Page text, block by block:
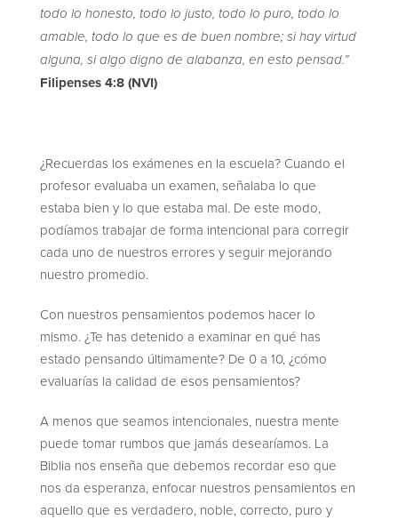
todo lo honesto, todo lo justo, todo lo puro, todo lo
amable, todo lo que es de buen nombre; si hay virtud
alguna, si algo digno de alabanza, en esto pensad.”‬‬‬‬‬‬‬
Filipenses‬ ‭4:8 (NVI)‬
¿Recuerdas los exámenes en la escuela? Cuando el
profesor evaluaba un examen, señalaba lo que
estaba bien y lo que estaba mal. De este modo,
podíamos trabajar de forma intencional para corregir
cada uno de nuestros errores y seguir mejorando
nuestro promedio.
Con nuestros pensamientos podemos hacer lo
mismo. ¿Te has detenido a examinar en qué has
estado pensando últimamente? De 0 a 10, ¿cómo
evaluarías la calidad de esos pensamientos?
A menos que seamos intencionales, nuestra mente
puede tomar rumbos que jamás desearíamos. La
Biblia nos enseña que debemos recordar eso que
nos da esperanza, enfocar nuestros pensamientos en
aquello que es verdadero, noble, correcto, puro y